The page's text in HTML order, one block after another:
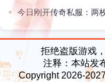
花奇谭活动玩法概况
今日刚开传奇私服：两
的特戒一枚实用另一枚鸡
拒绝盗版游戏
注释：本站发
Copyright 2026-